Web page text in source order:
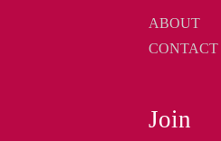
ABOUT
CONTACT
Join